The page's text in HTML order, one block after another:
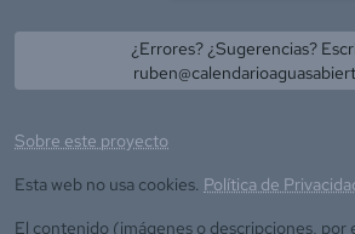
¿Errores? ¿Sugerencias?
Sobre este proyecto
Esta web no usa cookies. Política de
El contenido (imágenes o descripciones, por